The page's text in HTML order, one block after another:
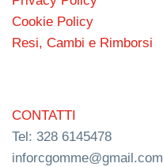
Cookie Policy
Resi, Cambi e Rimborsi
CONTATTI
Tel: 328 6145478
inforcgomme@gmail.com